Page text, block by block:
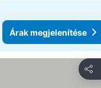
Árak megjelenítése